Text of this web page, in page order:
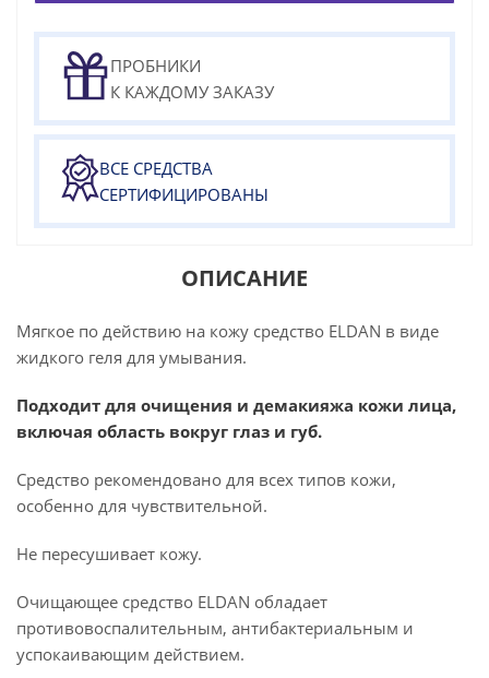
ПРОБНИКИ
К КАЖДОМУ ЗАКАЗУ
ВСЕ СРЕДСТВА
СЕРТИФИЦИРОВАНЫ
ОПИСАНИЕ
Мягкое по действию на кожу средство ELDAN в виде
жидкого геля для умывания.
Подходит для очищения и демакияжа кожи лица,
включая область вокруг глаз и губ.
Средство рекомендовано для всех типов кожи,
особенно для чувствительной.
Не пересушивает кожу.
Очищающее средство ELDAN обладает
противовоспалительным, антибактериальным и
успокаивающим действием.